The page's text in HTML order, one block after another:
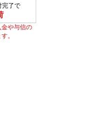
完了で
や与信の
。